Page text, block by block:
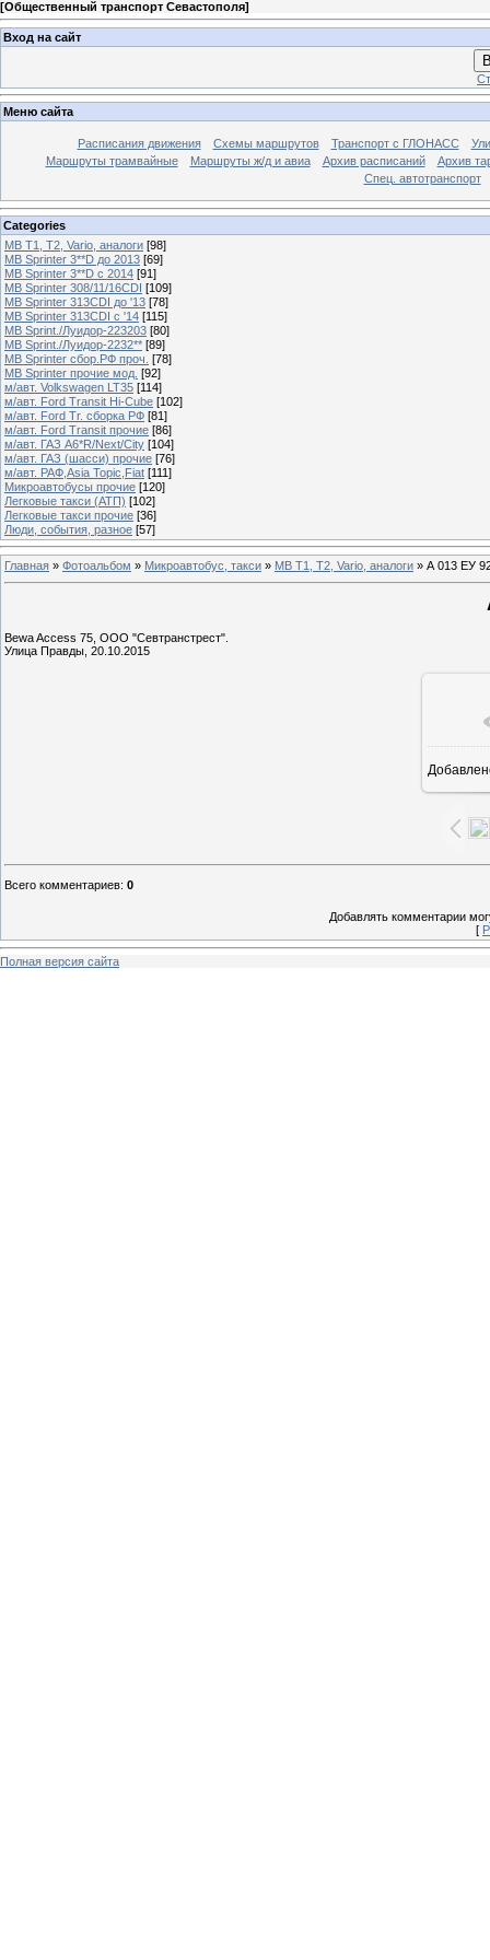
[Общественный транспорт Севастополя]
Вход на сайт
Меню сайта
Расписания движения Схемы маршрутов Транспорт с ГЛОНАСС
Маршруты трамвайные
Маршруты ж/д и авиа Архив расписаний
Архив
Спец. автотранспорт
Categories
MB T1, T2, Vario, аналоги [98]
MB Sprinter 3**D до 2013 [69]
MB Sprinter 3**D с 2014 [91]
MB Sprinter 308/11/16CDI [109]
MB Sprinter 313CDI до '13 [78]
MB Sprinter 313CDI с '14 [115]
MB Sprint./Луидор-223203 [80]
MB Sprint./Луидор-2232** [89]
MB Sprinter сбор.РФ проч. [78]
MB Sprinter прочие мод. [92]
м/авт. Volkswagen LT35 [114]
м/авт. Ford Transit Hi-Cube [102]
м/авт. Ford Tr. сборка РФ [81]
м/авт. Ford Transit прочие [86]
м/авт. ГАЗ A6*R/Next/City [104]
м/авт. ГАЗ (шасси) прочие [76]
м/авт. РАФ,Asia Topic,Fiat [111]
Микроавтобусы прочие [120]
Легковые такси (АТП) [102]
Легковые такси прочие [36]
Люди, события, разное [57]
Главная » Фотоальбом » Микроавтобус, такси » MB T1, T2, Vario, аналоги » А 013 ЕУ
Bewa Access 75, ООО "Севтранстрест".
Улица Правды, 20.10.2015
Всего комментариев: 0
Добавлять комментарии
[
Полная версия сайта